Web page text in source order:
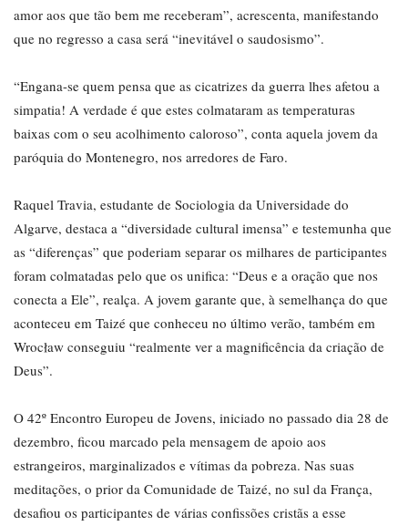
amor aos que tão bem me receberam”, acrescenta, manifestando
que no regresso a casa será “inevitável o saudosismo”.
“Engana-se quem pensa que as cicatrizes da guerra lhes afetou a
simpatia! A verdade é que estes colmataram as temperaturas
baixas com o seu acolhimento caloroso”, conta aquela jovem da
paróquia do Montenegro, nos arredores de Faro.
Raquel Travia, estudante de Sociologia da Universidade do
Algarve, destaca a “diversidade cultural imensa” e testemunha que
as “diferenças” que poderiam separar os milhares de participantes
foram colmatadas pelo que os unifica: “Deus e a oração que nos
conecta a Ele”, realça. A jovem garante que, à semelhança do que
aconteceu em Taizé que conheceu no último verão, também em
Wrocław conseguiu “realmente ver a magnificência da criação de
Deus”.
O 42º Encontro Europeu de Jovens, iniciado no passado dia 28 de
dezembro, ficou marcado pela mensagem de apoio aos
estrangeiros, marginalizados e vítimas da pobreza. Nas suas
meditações, o prior da Comunidade de Taizé, no sul da França,
desafiou os participantes de várias confissões cristãs a esse